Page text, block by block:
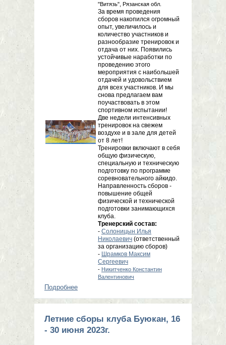
"Витязь", Рязанская обл.
За время проведения
сборов накопился огромный
опыт, увеличилось и
количество участников и
разнообразие тренировок и
отдача от них. Появились
устойчивые наработки по
проведению этого
мероприятия с наибольшей
отдачей и удовольствием
для всех участников. И мы
снова предлагаем вам
поучаствовать в этом
спортивном испытании!
Две недели интенсивных
тренировок на свежем
воздухе и в зале для детей
от 8 лет!
Тренировки включают в себя
общую физическую,
специальную и техническую
подготовку по программе
соревновательного айкидо.
Направленность сборов -
повышение общей
физической и технической
подготовки занимающихся
клуба.
Тренерский состав:
- Солоницын Илья
Николаевич (ответственный
за организацию сборов)
- Шрамков Максим
Сергеевич
- Никитченко Константин
Валентинович
Подробнее
июня - 04 июля 2024г.
Летние сборы клуба Буюкан, 16
- 30 июня 2023г.